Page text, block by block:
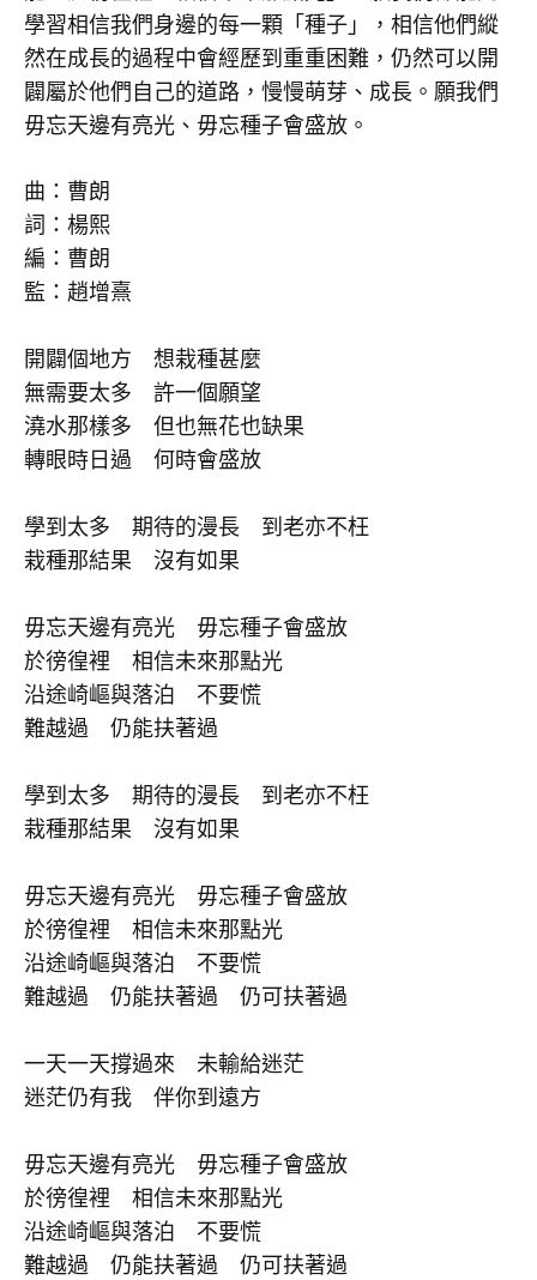
主
題
曲
)
2020-
07-
16
SHARE
在
〈糖
妹
KANDY
子
(貝
智
《陪
著
你
跑
2020》
主
曲
)〉
中
留
言
功
能
閉
學習相信我們身邊的每一顆「種子」，相信他們縱
然在成長的過程中會經歷到重重困難，仍然可以開
闢屬於他們自己的道路，慢慢萌芽、成長。願我們
毋忘天邊有亮光、毋忘種子會盛放。
曲：曹朗
詞：楊熙
編：曹朗
監：趙增熹
開闢個地方 想栽種甚麼
無需要太多 許一個願望
澆水那樣多 但也無花也缺果
轉眼時日過 何時會盛放
學到太多 期待的漫長 到老亦不枉
栽種那結果 沒有如果
毋忘天邊有亮光 毋忘種子會盛放
於徬徨裡 相信未來那點光
沿途崎嶇與落泊 不要慌
難越過 仍能扶著過
學到太多 期待的漫長 到老亦不枉
栽種那結果 沒有如果
毋忘天邊有亮光 毋忘種子會盛放
於徬徨裡 相信未來那點光
沿途崎嶇與落泊 不要慌
難越過 仍能扶著過 仍可扶著過
一天一天撐過來 未輸給迷茫
迷茫仍有我 伴你到遠方
毋忘天邊有亮光 毋忘種子會盛放
於徬徨裡 相信未來那點光
沿途崎嶇與落泊 不要慌
難越過 仍能扶著過 仍可扶著過